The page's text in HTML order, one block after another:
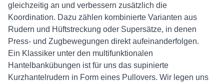
gleichzeitig an und verbessern zusätzlich die
Koordination. Dazu zählen kombinierte Varianten aus
Rudern und Hüftstreckung oder Supersätze, in denen
Press- und Zugbewegungen direkt aufeinanderfolgen.
Ein Klassiker unter den multifunktionalen
Hantelbankübungen ist für uns das supinierte
Kurzhantelrudern in Form eines Pullovers. Wir legen uns